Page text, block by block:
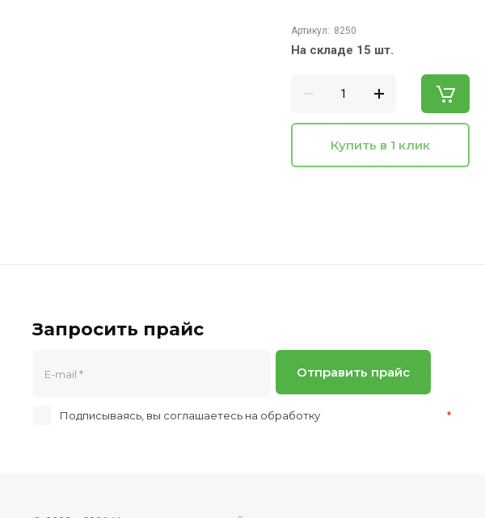
Артикул: 8250
На складе 15 шт.
Купить в 1 клик
Запросить прайс
Подписываясь, вы соглашаетесь на обработку *
Отправить прайс